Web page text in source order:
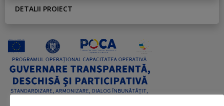
DETALII PROIECT